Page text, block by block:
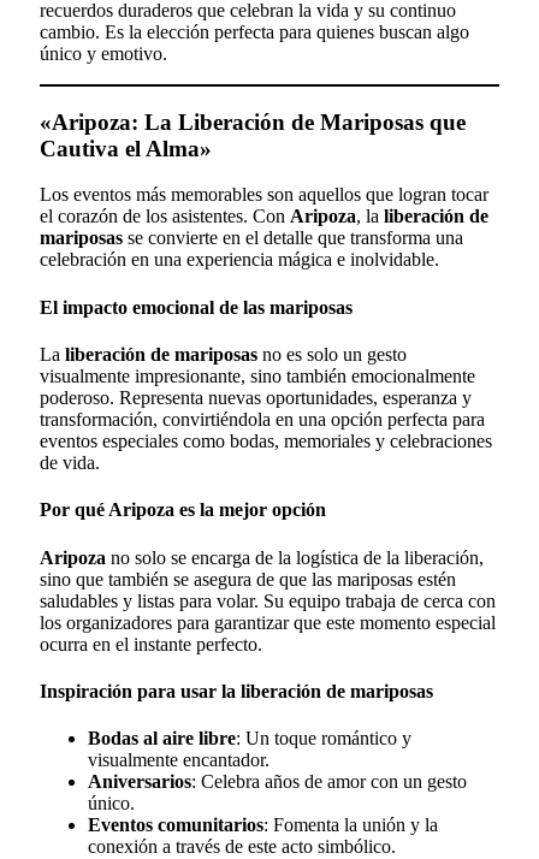
recuerdos duraderos que celebran la vida y su continuo
cambio. Es la elección perfecta para quienes buscan algo
único y emotivo.
«Aripoza: La Liberación de Mariposas que
Cautiva el Alma»
Los eventos más memorables son aquellos que logran tocar
el corazón de los asistentes. Con Aripoza, la liberación de
mariposas se convierte en el detalle que transforma una
celebración en una experiencia mágica e inolvidable.
El impacto emocional de las mariposas
La liberación de mariposas no es solo un gesto
visualmente impresionante, sino también emocionalmente
poderoso. Representa nuevas oportunidades, esperanza y
transformación, convirtiéndola en una opción perfecta para
eventos especiales como bodas, memoriales y celebraciones
de vida.
Por qué Aripoza es la mejor opción
Aripoza no solo se encarga de la logística de la liberación,
sino que también se asegura de que las mariposas estén
saludables y listas para volar. Su equipo trabaja de cerca con
los organizadores para garantizar que este momento especial
ocurra en el instante perfecto.
Inspiración para usar la liberación de mariposas
Bodas al aire libre: Un toque romántico y
visualmente encantador.
Aniversarios: Celebra años de amor con un gesto
único.
Eventos comunitarios: Fomenta la unión y la
conexión a través de este acto simbólico.